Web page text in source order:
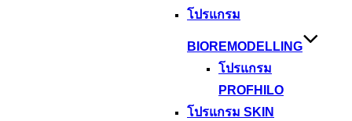
โปรแกรม
BIOREMODELLING
โปรแกรม
PROFHILO
โปรแกรม SKIN